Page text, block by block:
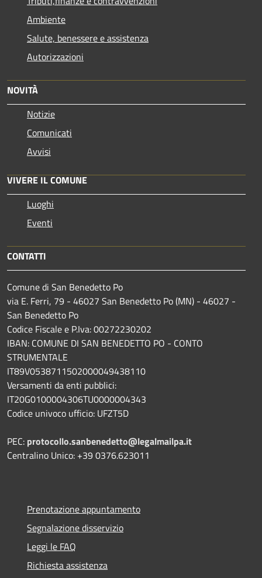
Ambiente
Salute, benessere e assistenza
Autorizzazioni
NOVITÀ
Notizie
Comunicati
Avvisi
VIVERE IL COMUNE
Luoghi
Eventi
CONTATTI
Comune di San Benedetto Po
via E. Ferri, 79 - 46027 San Benedetto Po (MN) - 46027 -
San Benedetto Po
Codice Fiscale e P.Iva: 00272230202
IBAN: COMUNE DI SAN BENEDETTO PO - CONTO
STRUMENTALE
IT89V0538711502000049438110
Versamenti da enti pubblici:
IT20G0100004306TU0000004343
Codice univoco ufficio: UFZT5D
PEC: protocollo.sanbenedetto@legalmailpa.it
Centralino Unico: +39 0376.623011
Prenotazione appuntamento
Segnalazione disservizio
Leggi le FAQ
Richiesta assistenza